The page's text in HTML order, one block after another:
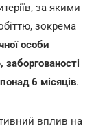
за якими
зокрема
особи
6 місяців.
вплив на